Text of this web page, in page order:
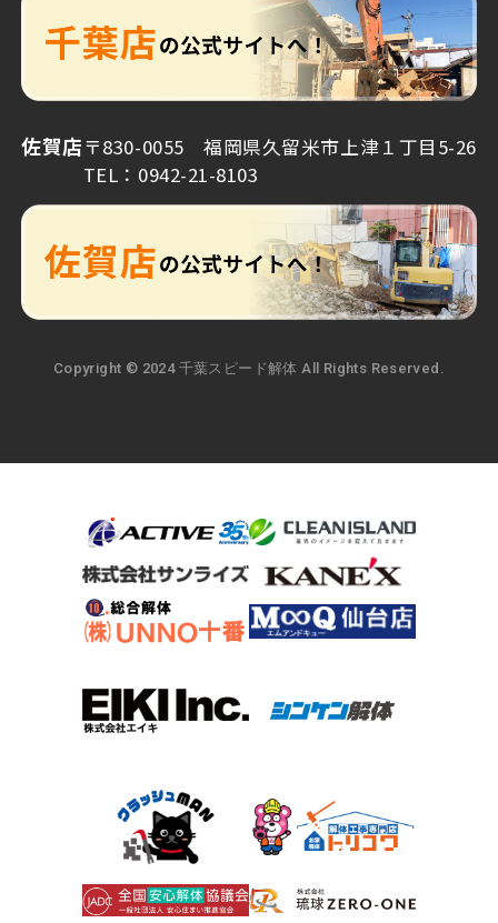
佐賀店〒830-0055 福岡県久留米市上津１丁目5-26
TEL：0942-21-8103
Copyright © 2024 千葉スピード解体 All Rights Reserved.